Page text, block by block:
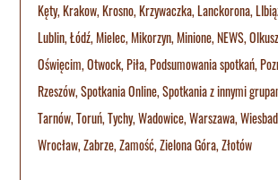
Kęty,Krakow,Krosno,Krzywaczka,Lanckorona,
Lublin,Łódź,Mielec,Mikorzyn,Minione,NEWS,
Oświęcim,Otwock,Piła,Podsumowania spotkań,
Rzeszów,Spotkania Online,Spotkania z innymi
Tarnów,Toruń,Tychy,Wadowice,Warszawa,
Wrocław,Zabrze,Zamość,Zielona Góra,Złotów